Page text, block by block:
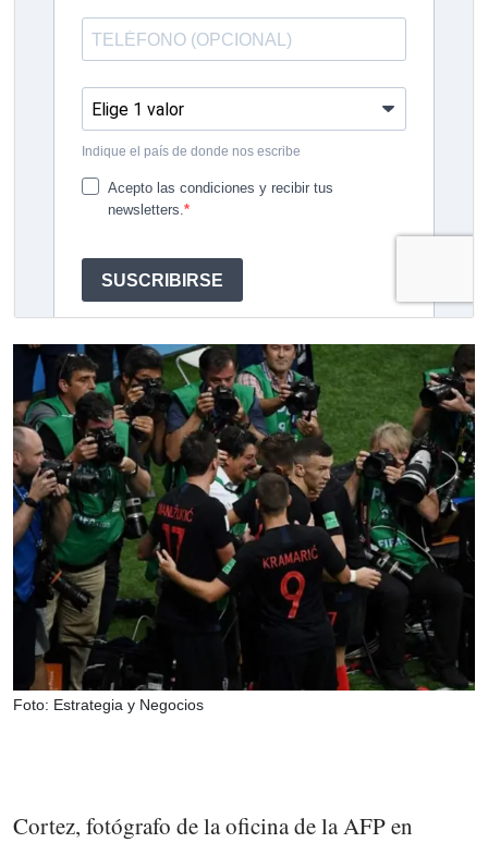
Foto: Estrategia y Negocios
Cortez, fotógrafo de la oficina de la AFP en